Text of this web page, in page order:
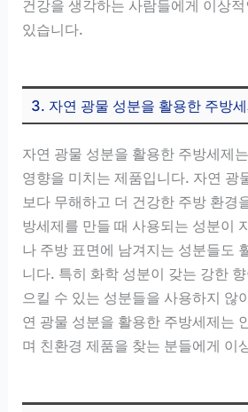
건강을 생각하는 사람들에게 이상
있습니다.
3. 자연 광물 성분을 활용한 주방
자연 광물 성분을 활용한 주방세제
영향을 미치는 제품입니다. 자연 광
보다 무해하고 더 건강한 주방 환경
방세제를 만들 때 사용되는 성분이
나 주방 표면에 남겨지는 성분들도
니다. 특히 화학 성분이 갖는 강한
으킬 수 있는 성분들을 사용하지 않
연 광물 성분을 활용한 주방세제는
며 친환경 제품을 찾는 분들에게 이